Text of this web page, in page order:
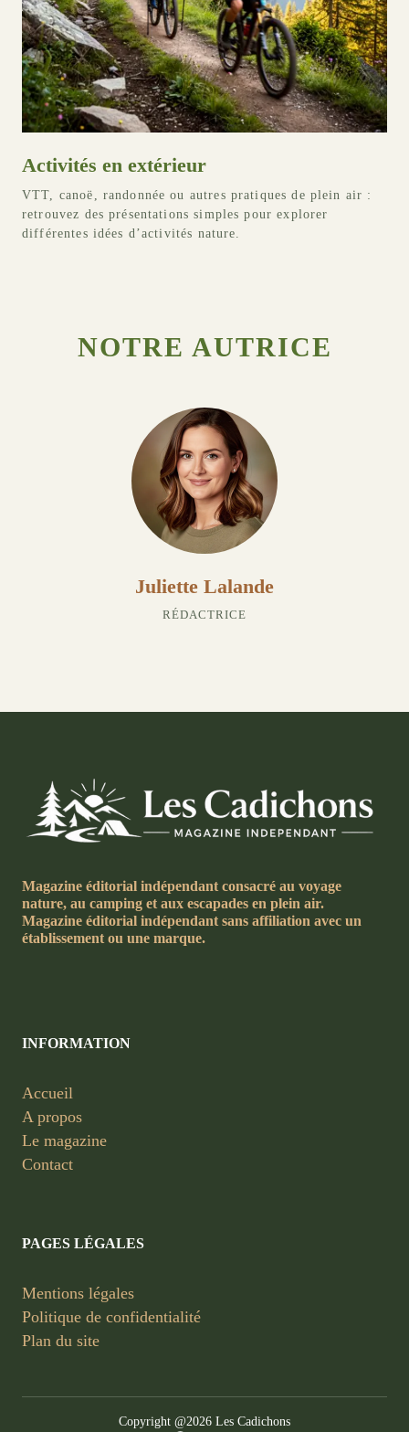
Activités en extérieur
VTT, canoë, randonnée ou autres pratiques de plein air :
retrouvez des présentations simples pour explorer
différentes idées d’activités nature.
NOTRE AUTRICE
Juliette Lalande
RÉDACTRICE
Magazine éditorial indépendant consacré au voyage
nature, au camping et aux escapades en plein air.
Magazine éditorial indépendant sans affiliation avec un
établissement ou une marque.
INFORMATION
Accueil
A propos
Le magazine
Contact
PAGES LÉGALES
Mentions légales
Politique de confidentialité
Plan du site
Copyright @2026 Les Cadichons